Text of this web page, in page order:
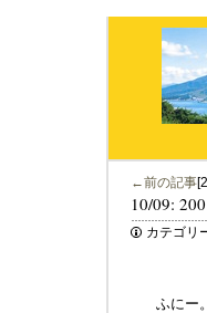
←前の記事
10/09:
カテゴリ
ふにー